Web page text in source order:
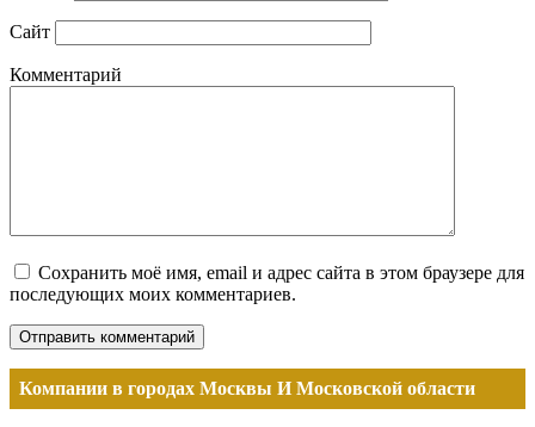
Сайт
Комментарий
Сохранить моё имя, email и адрес сайта в этом браузере для
последующих моих комментариев.
Компании в городах Москвы И Московской области